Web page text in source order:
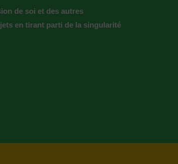
de soi et des autres
en tirant parti de la singularité